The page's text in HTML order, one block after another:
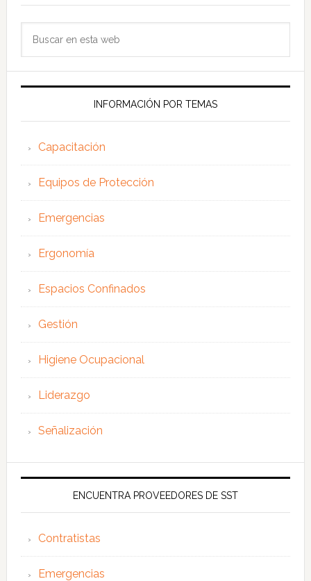
web
INFORMACIÓN POR TEMAS
Capacitación
Equipos de Protección
Emergencias
Ergonomía
Espacios Confinados
Gestión
Higiene Ocupacional
Liderazgo
Señalización
ENCUENTRA PROVEEDORES DE SST
Contratistas
Emergencias